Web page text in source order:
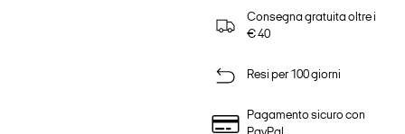
Consegna gratuita oltre i
€ 40
Resi per 100 giorni
Pagamento sicuro con